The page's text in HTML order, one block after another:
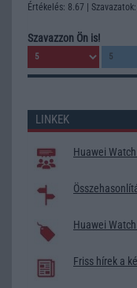
Értékelés: 8.67 |
Szavazzon Ön is!
LINKEK
Huawei
Huawei
Friss hírek a